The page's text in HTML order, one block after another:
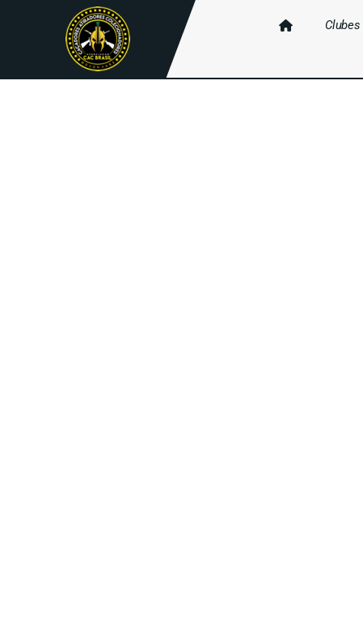
Clubes